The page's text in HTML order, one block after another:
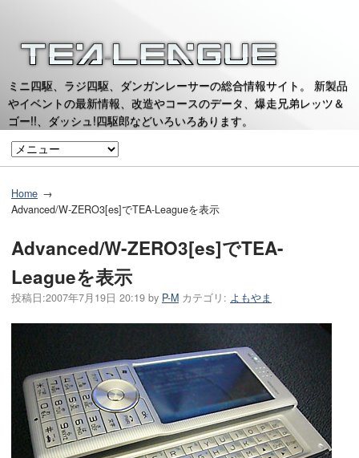
ミニ四駆、ラジ四駆、ダンガンレーサーの総合情報サイト。 新製品
やイベントの最新情報、改造やコースのデータ、爆走兄弟レッツ＆
ゴー!!、ダッシュ!四駆郎などいろいろあります。
Home
Advanced/W-ZERO3[es]でTEA-Leagueを表示
Advanced/W-ZERO3[es]でTEA-
Leagueを表示
投稿日:2007年7月19日 20:19 by P-M カテゴリ: よもやま